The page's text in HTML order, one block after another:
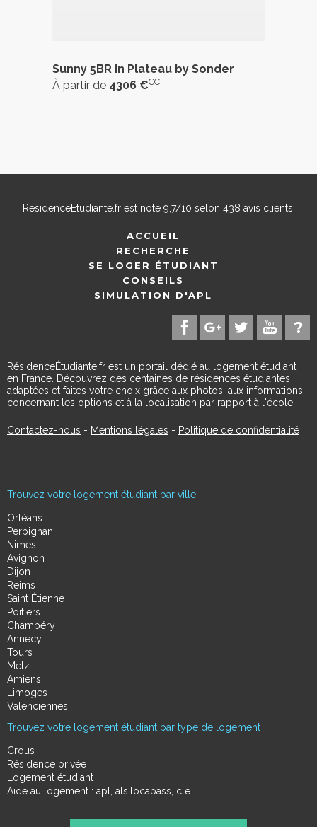
Sunny 5BR in Plateau by Sonder
À partir de 4306 €CC
ResidenceEtudiante.frest noté 9,7/10 selon 438 avis clients.
ACCUEIL
RECHERCHE
SE LOGER ÉTUDIANT
CONSEILS
SIMULATION D'APL
RésidenceÉtudiante.fr est un portail dédié au logement étudiant
en France. Découvrez des centaines de résidences étudiantes
adaptées et faites votre choix grâce aux photos, aux informations
concernant les options et à la localisation par rapport à l'école.
Contactez-nous - Mentions légales - Politique de confidentialité
Trouvez votre logement étudiant par ville
Orléans
Perpignan
Nimes
Avignon
Dijon
Reims
Saint Étienne
Poitiers
Chambéry
Annecy
Tours
Metz
Amiens
Limoges
Valenciennes
Trouvez votre logement étudiant par type de logement
Crous
Résidence privée
Logement étudiant
Aide au logement : apl, als,locapass, cle